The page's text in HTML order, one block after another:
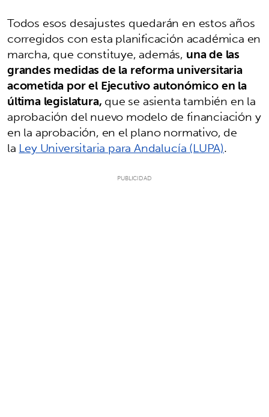
Todos esos desajustes quedarán en estos años
corregidos con esta planificación académica en
marcha, que constituye, además, una de las
grandes medidas de la reforma universitaria
acometida por el Ejecutivo autonómico en la
última legislatura,que se asienta también en la
aprobación del nuevo modelo de financiación y
en la aprobación, en el plano normativo, de
laLey Universitaria para Andalucía (LUPA).